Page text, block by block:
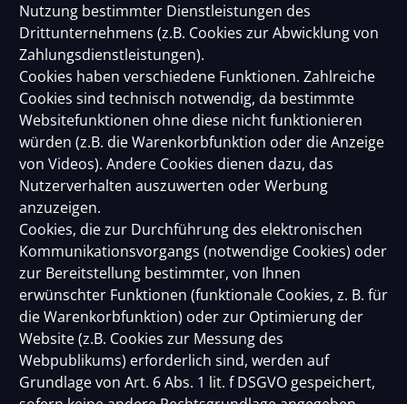
Nutzung bestimmter Dienstleistungen des
Drittunternehmens (z.B. Cookies zur Abwicklung von
Zahlungsdienstleistungen).
Cookies haben verschiedene Funktionen. Zahlreiche
Cookies sind technisch notwendig, da bestimmte
Websitefunktionen ohne diese nicht funktionieren
würden (z.B. die Warenkorbfunktion oder die Anzeige
von Videos). Andere Cookies dienen dazu, das
Nutzerverhalten auszuwerten oder Werbung
anzuzeigen.
Cookies, die zur Durchführung des elektronischen
Kommunikationsvorgangs (notwendige Cookies) oder
zur Bereitstellung bestimmter, von Ihnen
erwünschter Funktionen (funktionale Cookies, z. B. für
die Warenkorbfunktion) oder zur Optimierung der
Website (z.B. Cookies zur Messung des
Webpublikums) erforderlich sind, werden auf
Grundlage von Art. 6 Abs. 1 lit. f DSGVO gespeichert,